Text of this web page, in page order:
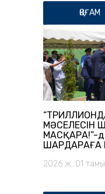
ҚОҒАМ
МӘСЕЛЕСІН
МАСҚАРА!”-
ШАРДАРАҒА
2026 ж. 01